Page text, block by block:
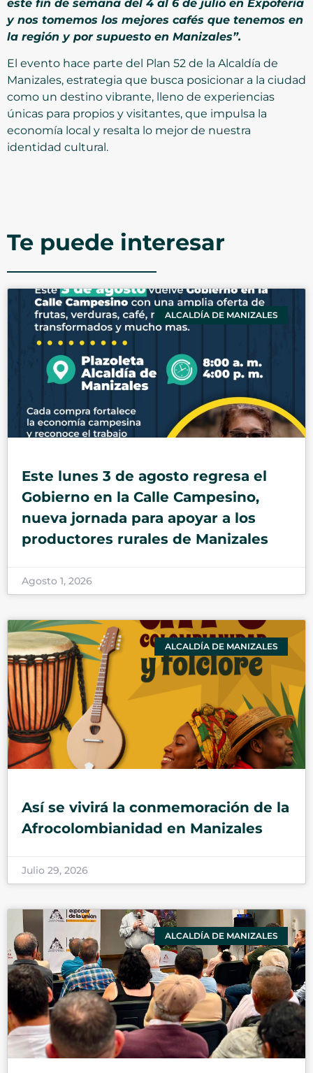
este fin de semana del 4 al 6 de julio en Expoferia
y nos tomemos los mejores cafés que tenemos en
la región y por supuesto en Manizales”.
El evento hace parte del Plan 52 de la Alcaldía de
Manizales, estrategia que busca posicionar a la ciudad
como un destino vibrante, lleno de experiencias
únicas para propios y visitantes, que impulsa la
economía local y resalta lo mejor de nuestra
identidad cultural.
Te puede interesar
ALCALDÍA DE MANIZALES
Este lunes 3 de agosto regresa el
Gobierno en la Calle Campesino,
nueva jornada para apoyar a los
productores rurales de Manizales
Agosto 1, 2026
ALCALDÍA DE MANIZALES
Así se vivirá la conmemoración de la
Afrocolombianidad en Manizales
Julio 29, 2026
ALCALDÍA DE MANIZALES